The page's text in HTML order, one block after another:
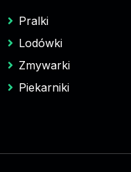
Pralki
Lodówki
Zmywarki
Piekarniki